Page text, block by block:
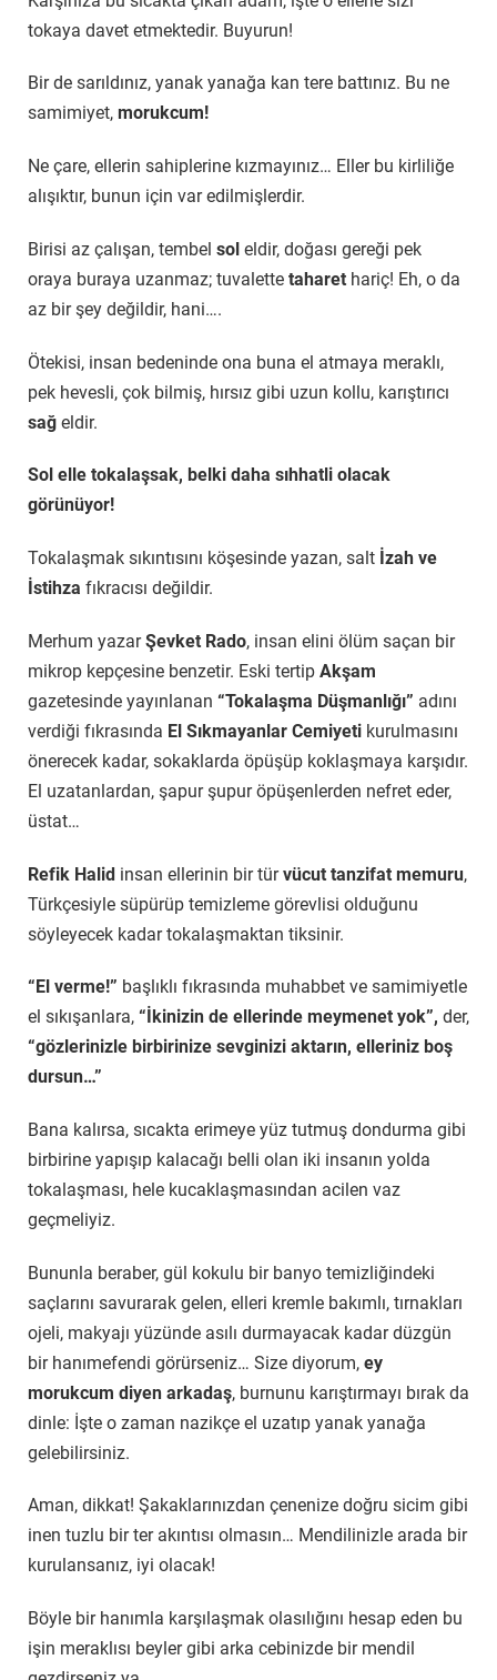
tokaya davet etmektedir. Buyurun!
Bir de sarıldınız, yanak yanağa kan tere battınız. Bu ne
samimiyet, morukcum!
Ne çare, ellerin sahiplerine kızmayınız… Eller bu kirliliğe
alışıktır, bunun için var edilmişlerdir.
Birisi az çalışan, tembel sol eldir, doğası gereği pek
oraya buraya uzanmaz; tuvalette taharet hariç! Eh, o da
az bir şey değildir, hani….
Ötekisi, insan bedeninde ona buna el atmaya meraklı,
pek hevesli, çok bilmiş, hırsız gibi uzun kollu, karıştırıcı
sağ eldir.
Sol elle tokalaşsak, belki daha sıhhatli olacak
görünüyor!
Tokalaşmak sıkıntısını köşesinde yazan, salt İzah ve
İstihza fıkracısı değildir.
Merhum yazarŞevket Rado, insan elini ölüm saçan bir
mikrop kepçesine benzetir. Eski tertip Akşam
gazetesinde yayınlanan “Tokalaşma Düşmanlığı” adını
verdiği fıkrasında El Sıkmayanlar Cemiyeti kurulmasını
önerecek kadar, sokaklarda öpüşüp koklaşmaya karşıdır.
El uzatanlardan, şapur şupur öpüşenlerden nefret eder,
üstat…
Refik Halid insan ellerinin bir türvücut tanzifat memuru,
Türkçesiyle süpürüp temizleme görevlisi olduğunu
söyleyecek kadar tokalaşmaktan tiksinir.
“El verme!” başlıklı fıkrasında muhabbet ve samimiyetle
el sıkışanlara, “İkinizin de ellerinde meymenet yok”, der,
“gözlerinizle birbirinize sevginizi aktarın, elleriniz boş
dursun…”
Bana kalırsa, sıcakta erimeye yüz tutmuş dondurma gibi
birbirine yapışıp kalacağı belli olan iki insanın yolda
tokalaşması, hele kucaklaşmasından acilen vaz
geçmeliyiz.
Bununla beraber, gül kokulu bir banyo temizliğindeki
saçlarını savurarak gelen, elleri kremle bakımlı, tırnakları
ojeli, makyajı yüzünde asılı durmayacak kadar düzgün
bir hanımefendi görürseniz… Size diyorum, ey
morukcum diyen arkadaş, burnunu karıştırmayı bırak da
dinle: İşte o zaman nazikçe el uzatıp yanak yanağa
gelebilirsiniz.
Aman, dikkat! Şakaklarınızdan çenenize doğru sicim gibi
inen tuzlu bir ter akıntısı olmasın… Mendilinizle arada bir
kurulansanız, iyi olacak!
Böyle bir hanımla karşılaşmak olasılığını hesap eden bu
işin meraklısı beyler gibi arka cebinizde bir mendil